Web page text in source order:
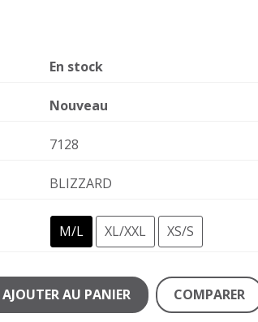
En stock
Nouveau
7128
BLIZZARD
M/L XL/XXL XS/S
AJOUTER AU PANIER COMPARER